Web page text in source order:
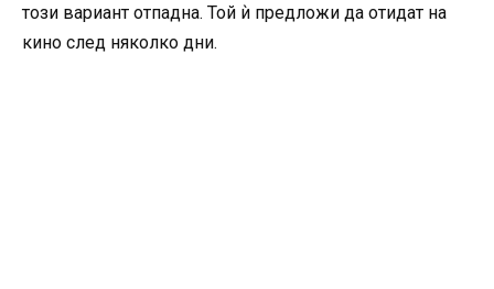
този вариант отпадна. Той ѝ предложи да отидат на
кино след няколко дни.